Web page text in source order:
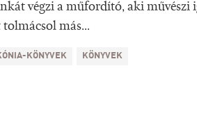
végzi a műfordító, aki művészi
tolmácsol más...
KÖNYVEK KÖNYVEK